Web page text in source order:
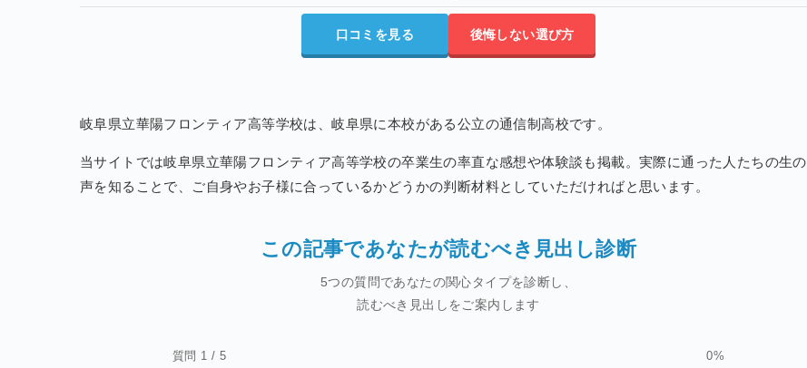
口コミを見る 後悔しない選び方
岐阜県立華陽フロンティア高等学校は、岐阜県に本校がある公立の通信制高校です。
当サイトでは岐阜県立華陽フロンティア高等学校の卒業生の率直な感想や体験談も掲載。実際に通った人たちの生の
声を知ることで、ご自身やお子様に合っているかどうかの判断材料としていただければと思います。
この記事であなたが読むべき見出し診断
5つの質問であなたの関心タイプを診断し、
読むべき見出しをご案内します
質問 1 / 5 0%